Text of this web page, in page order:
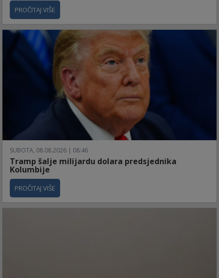
PROČITAJ VIŠE
SUBOTA, 08.08.2026 | 08:46
Tramp šalje milijardu dolara predsjednika
Kolumbije
PROČITAJ VIŠE